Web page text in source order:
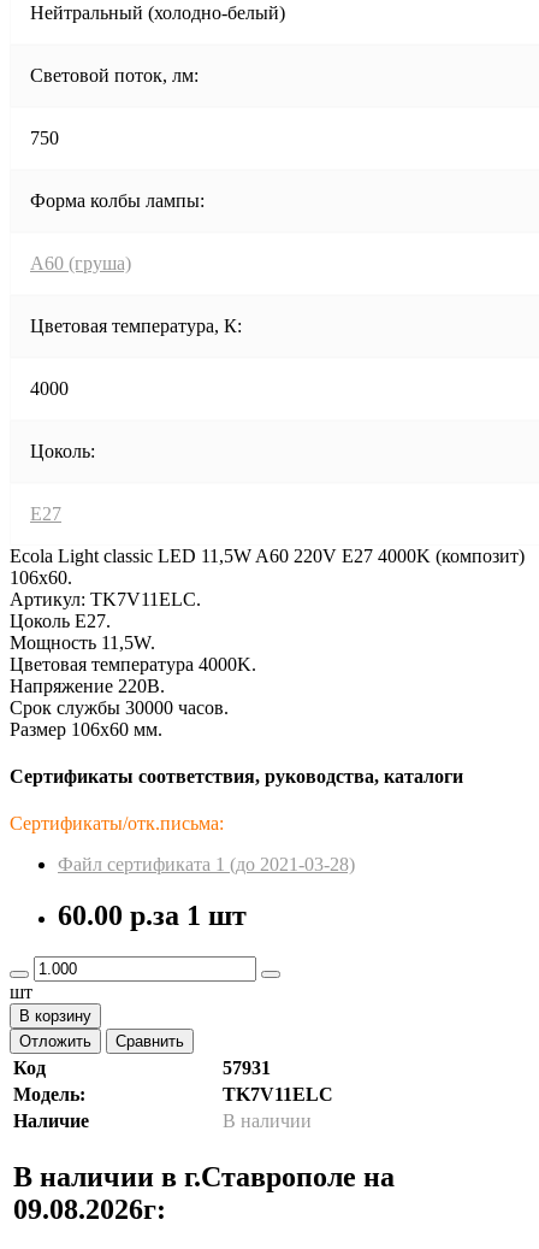
Нейтральный (холодно-белый)
Световой поток, лм:
750
Форма колбы лампы:
A60 (груша)
Цветовая температура, К:
4000
Цоколь:
E27
Ecola Light classic LED 11,5W A60 220V E27 4000K (композит)
106x60.
Артикул: TK7V11ELC.
Цоколь E27.
Мощность 11,5W.
Цветовая температура 4000K.
Напряжение 220В.
Срок службы 30000 часов.
Размер 106x60 мм.
Сертификаты соответствия, руководства, каталоги
Сертификаты/отк.письма:
Файл сертификата 1 (до 2021-03-28)
60.00 р.за 1 шт
шт
В корзину
Отложить
Сравнить
Код
57931
Модель:
TK7V11ELC
Наличие
В наличии
В наличии в г.Ставрополе на
09.08.2026г: